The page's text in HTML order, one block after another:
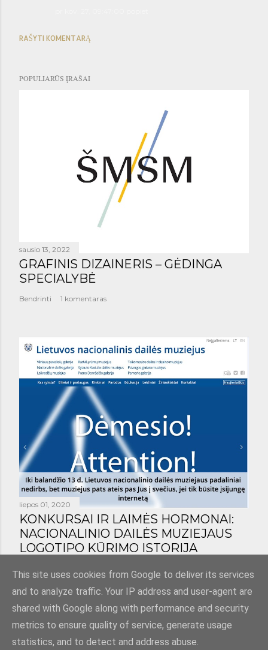
RAŠYTI KOMENTARĄ
POPULIARŪS ĮRAŠAI
sausio 13, 2022
GRAFINIS DIZAINERIS – GĖDINGA
SPECIALYBĖ
Bendrinti 1 komentaras
liepos 01, 2020
KONKURSAI IR LAIMĖS HORMONAI:
NACIONALINIO DAILĖS MUZIEJAUS
LOGOTIPO KŪRIMO ISTORIJA
Teikia „Blogger“
This site uses cookies from Google to deliver its services
and to analyze traffic. Your IP address and user-agent are
shared with Google along with performance and security
metrics to ensure quality of service, generate usage
statistics, and to detect and address abuse.